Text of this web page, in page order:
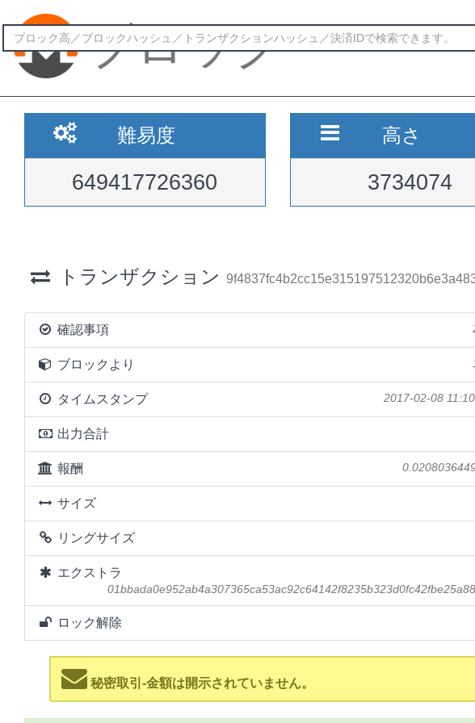
ブロック
難易度
649417726360
高さ
3734074
トランザクション
確認事項
ブロックより
タイムスタンプ 2017-02-08
出力合計
報酬
サイズ
リングサイズ
エクストラ
ロック解除
秘密取引-金額は開示されていません。